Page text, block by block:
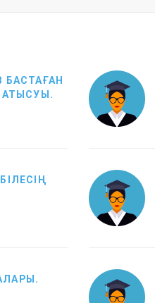
БАСТАҒАН